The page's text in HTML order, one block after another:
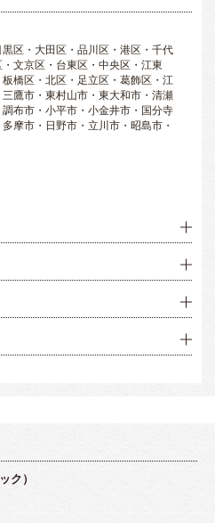
区・大田区・品川区・港区・千代
文京区・台東区・中央区・江東
橋区・北区・足立区・葛飾区・江
鷹市・東村山市・東大和市・清瀬
布市・小平市・小金井市・国分寺
摩市・日野市・立川市・昭島市・
ク）